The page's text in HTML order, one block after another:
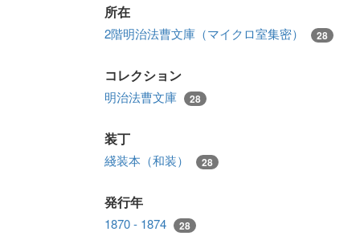
所在
2階明治法曹文庫（マイクロ室集密） 28
コレクション
明治法曹文庫 28
装丁
綫装本（和装） 28
発行年
1870 - 1874 28